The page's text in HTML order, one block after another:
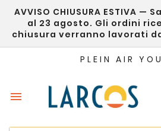
AVVISO CHIUSURA ESTIVA —
al 23 agosto. Gli ordini
chiusura verranno lavorati
PLEIN AIR

Crea lista dei
Nome lista dei desideri
Annulla Crea lista